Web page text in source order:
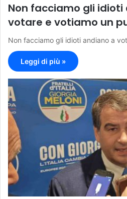
Non facciamo gli
votare e votiamo un
Non facciamo gli idioti andiano a
Leggi di più »